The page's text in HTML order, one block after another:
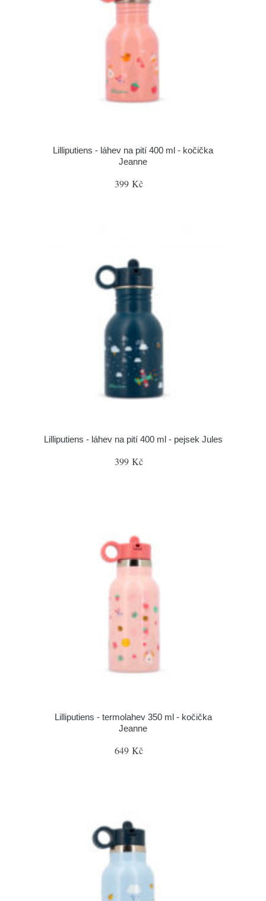
Lilliputiens - láhev na pití 400 ml - kočička
Jeanne
399 Kč
Lilliputiens - láhev na pití 400 ml - pejsek Jules
399 Kč
Lilliputiens - termolahev 350 ml - kočička
Jeanne
649 Kč